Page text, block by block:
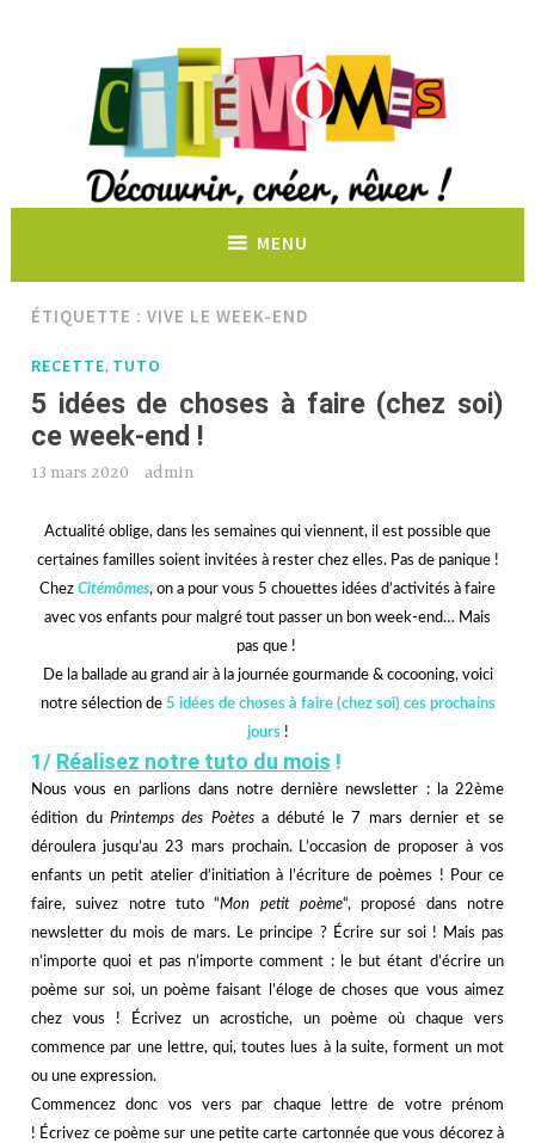
Découvrir, créer, rêver !
MENU
ÉTIQUETTE :VIVE LE WEEK-END
RECETTE, TUTO
5 idées de choses à faire (chez soi)
ce week-end !
13 mars 2020 admin
Actualité oblige, dans les semaines qui viennent, il est possible que
certaines familles soient invitées à rester chez elles. Pas de panique !
Chez Citémômes, on a pour vous 5 chouettes idées d’activités à faire
avec vos enfants pour malgré tout passer un bon week-end… Mais
pas que !
De la ballade au grand air à la journée gourmande & cocooning, voici
notre sélection de 5 idées de choses à faire (chez soi) ces prochains
jours!
1/ Réalisez notre tuto du mois !
Nous vous en parlions dans notredernière newsletter : la 22ème
édition du Printemps des Poètesa débuté le 7 marsdernier et se
déroulera jusqu’au 23 mars prochain. L’occasion de proposer à vos
enfants un petit atelier d’initiation à l’écriture de poèmes ! Pour ce
faire, suivez notre tuto “Mon petit poème“, proposé dans notre
newsletter du mois de mars. Le principe ? Écrire sur soi ! Mais pas
n’importe quoi et pas n’importe comment : le but étant d’écrire un
poème sur soi, un poème faisant l’éloge de choses que vous aimez
chez vous ! Écrivez un acrostiche, un poème où chaque vers
commence par une lettre, qui, toutes lues à la suite, forment un mot
ou une expression.
Commencez donc vos vers par chaque lettre de votre prénom
! Écrivez ce poème sur une petite carte cartonnée que vous décorez à